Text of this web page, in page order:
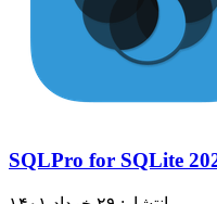
SQLPro for SQLite